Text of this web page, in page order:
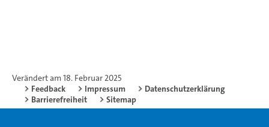
Verändert am 18. Februar 2025
Feedback
Impressum
Datenschutzerklärung
Barrierefreiheit
Sitemap